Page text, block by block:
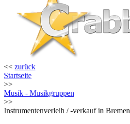
<< zurück
Startseite
>>
Musik - Musikgruppen
>>
Instrumentenverleih / -verkauf in Bremen